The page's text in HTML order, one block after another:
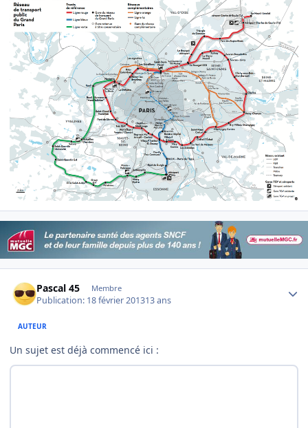
Pascal 45 Membre
Publication: 18 février 201313 ans
AUTEUR
Un sujet est déjà commencé ici :